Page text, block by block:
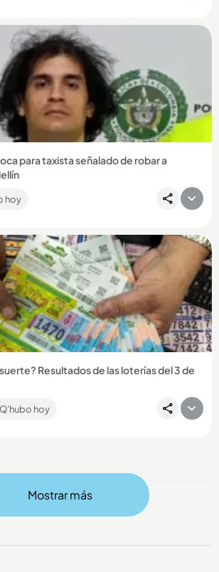
Compartir Noticia
para taxista señalado de robar a
Valencia, de 34 años, es sindicado de
en diciembre de 2025....
hoy
Compartir Noticia
Resultados de las loterías del 3 de
Q’HUBO le traemos los resultados de los
que jugaron en el país. Si es apostador,
Q'hubo hoy
Mostrar más